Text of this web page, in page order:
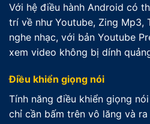
Với hệ điều hành Android có
trí về như Youtube, Zing Mp3,
nghe nhạc, với bản Youtube
xem video không bị dính
Điều khiển giọng nói
Tính năng điều khiển giọng
chỉ cần bấm trên vô lăng và